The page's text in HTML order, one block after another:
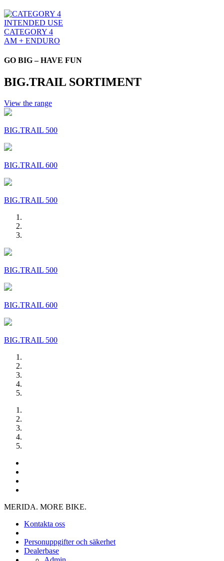
INTENDED USE
CATEGORY 4
AM + ENDURO
GO BIG – HAVE FUN
BIG.TRAIL SORTIMENT
View the range
BIG.TRAIL 500
BIG.TRAIL 600
BIG.TRAIL 500
BIG.TRAIL 500
BIG.TRAIL 600
BIG.TRAIL 500
MERIDA. MORE BIKE.
Kontakta oss
Personuppgifter och säkerhet
Dealerbase